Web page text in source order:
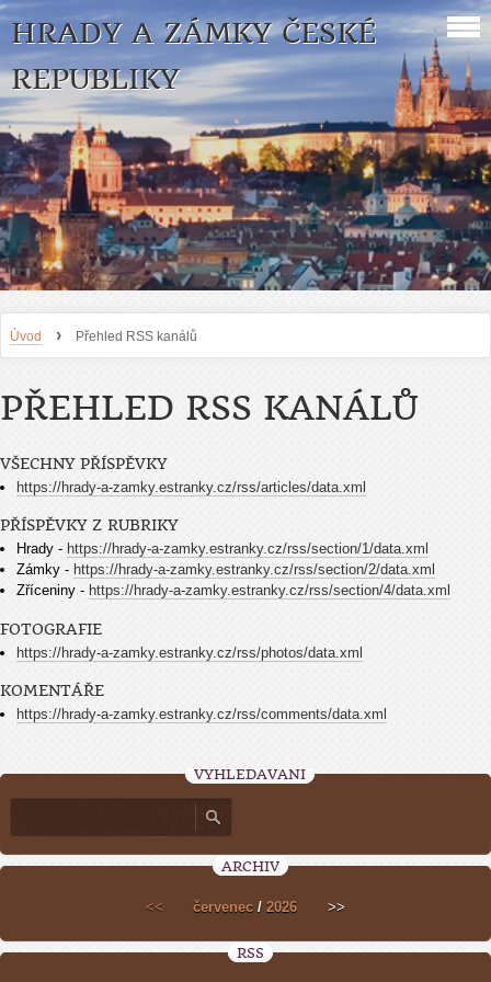
HRADY A ZÁMKY ČESKÉ
REPUBLIKY
Úvod › Přehled RSS kanálů
PŘEHLED RSS KANÁLŮ
VŠECHNY PŘÍSPĚVKY
https://hrady-a-zamky.estranky.cz/rss/articles/data.xml
PŘÍSPĚVKY Z RUBRIKY
Hrady - https://hrady-a-zamky.estranky.cz/rss/section/1/data.xml
Zámky - https://hrady-a-zamky.estranky.cz/rss/section/2/data.xml
Zříceniny - https://hrady-a-zamky.estranky.cz/rss/section/4/data.xml
FOTOGRAFIE
https://hrady-a-zamky.estranky.cz/rss/photos/data.xml
KOMENTÁŘE
https://hrady-a-zamky.estranky.cz/rss/comments/data.xml
VYHLEDÁVÁNÍ
ARCHIV
<< červenec / 2026 >>
RSS